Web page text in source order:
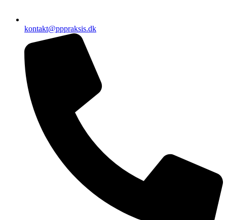
kontakt@pppraksis.dk